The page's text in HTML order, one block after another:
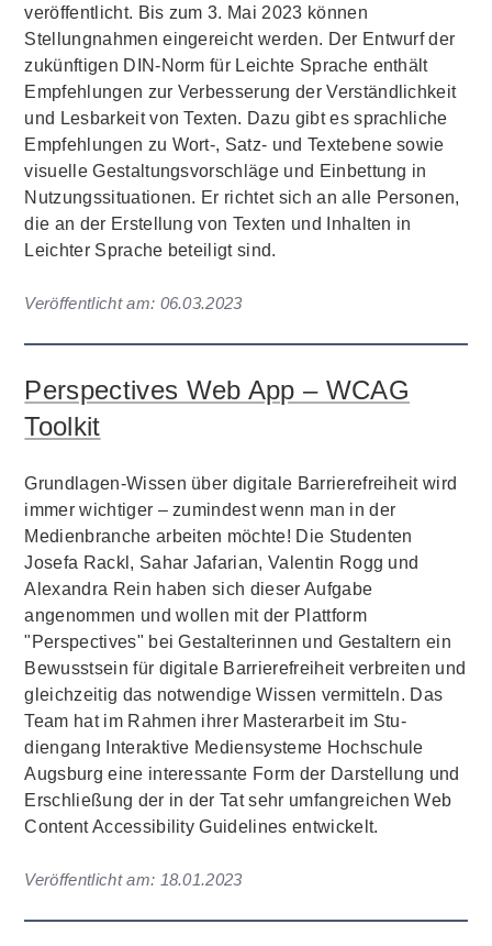
veröffentlicht. Bis zum 3. Mai 2023 können
Stellungnahmen eingereicht werden. Der Entwurf der
zukünftigen DIN-Norm für Leichte Sprache enthält
Empfehlungen zur Verbesserung der Verständlichkeit
und Lesbarkeit von Texten. Dazu gibt es sprachliche
Empfehlungen zu Wort-, Satz- und Textebene sowie
visuelle Gestaltungsvorschläge und Einbettung in
Nutzungssituationen. Er richtet sich an alle Personen,
die an der Erstellung von Texten und Inhalten in
Leichter Sprache beteiligt sind.
Veröffentlicht am: 06.03.2023
Perspectives Web App – WCAG
Toolkit
Grundlagen-Wissen über digitale Barrierefreiheit wird
immer wichtiger – zumindest wenn man in der
Medienbranche arbeiten möchte! Die Studenten
Josefa Rackl, Sahar Jafarian, Valentin Rogg und
Alexandra Rein haben sich dieser Aufgabe
angenommen und wollen mit der Plattform
"Perspectives" bei Gestalterinnen und Gestaltern ein
Bewusstsein für digitale Barrierefreiheit verbreiten und
gleichzeitig das notwendige Wissen vermitteln. Das
Team hat im Rahmen ihrer Masterarbeit im Stu­
diengang Interaktive Mediensyste­me Hochschule
Augsburg eine interessante Form der Darstellung und
Erschließung der in der Tat sehr umfangreichen Web
Content Accessibility Guidelines entwickelt.
Veröffentlicht am: 18.01.2023